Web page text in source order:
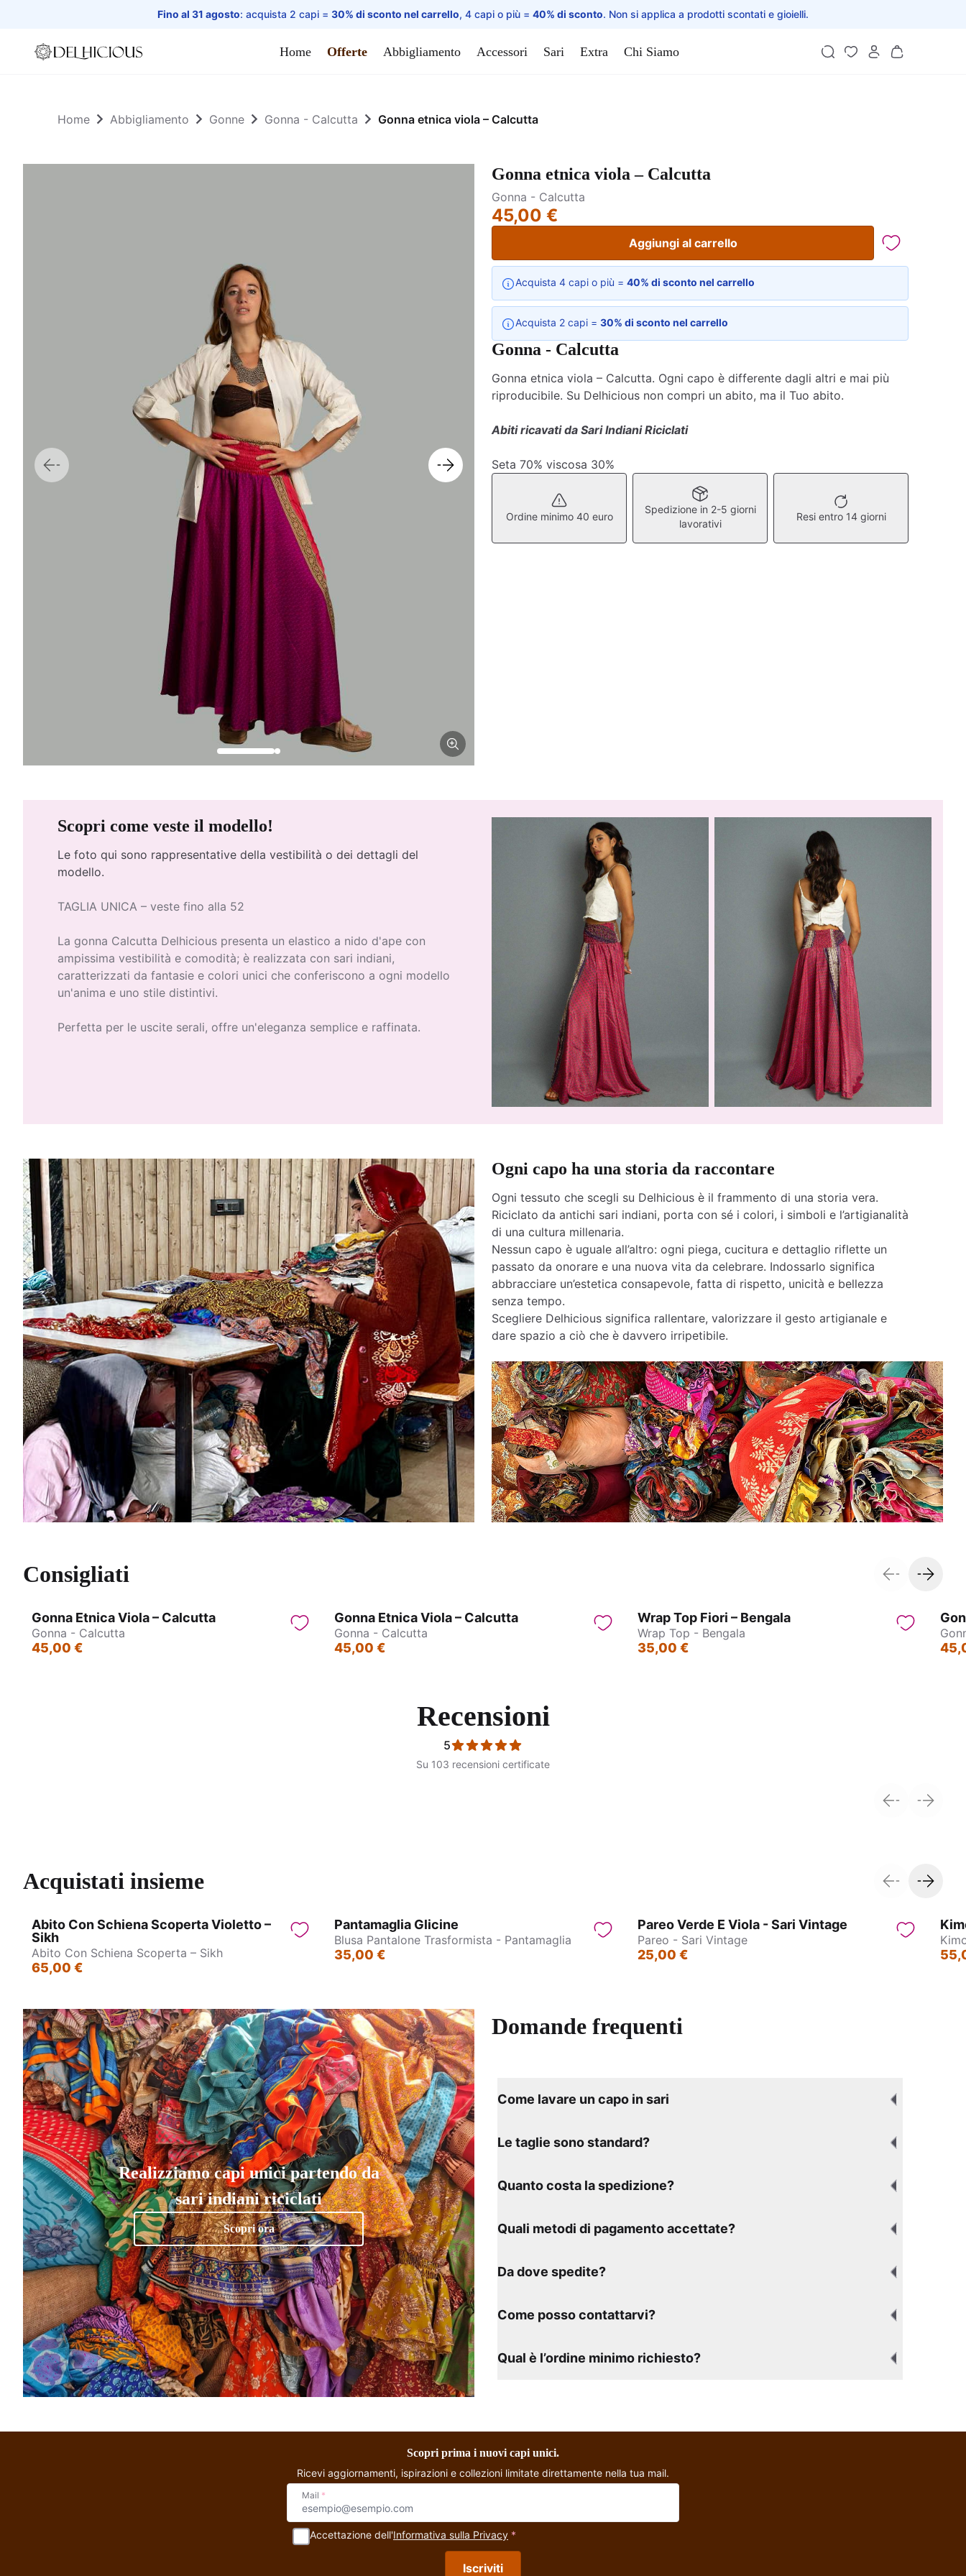
Fino al 31 agosto: acquista 2 capi = 30% di sconto nel carrello, 4 capi o più = 40% di sconto. Non si applica a prodotti scontati e gioielli.
Home
Home Offerte Abbigliamento Accessori Sari Extra Chi Siamo
Home Abbigliamento Gonne Gonna - Calcutta Gonna etnica viola – Calcutta
Gonna etnica viola – Calcutta
Gonna - Calcutta
45,00 €
Aggiungi al carrello
Acquista 4 capi o più = 40% di sconto nel carrello
Acquista 2 capi = 30% di sconto nel carrello
Gonna - Calcutta
Gonna etnica viola – Calcutta. Ogni capo è differente dagli altri e mai più
riproducibile. Su Delhicious non compri un abito, ma il Tuo abito.
Abiti ricavati da Sari Indiani Riciclati
Seta 70% viscosa 30%
Ordine minimo 40 euro
Spedizione in 2-5 giorni
lavorativi
Resi entro 14 giorni
Scopri come veste il modello!
Le foto qui sono rappresentative della vestibilità o dei dettagli del
modello.
TAGLIA UNICA – veste fino alla 52
La gonna Calcutta Delhicious presenta un elastico a nido d'ape con
ampissima vestibilità e comodità; è realizzata con sari indiani,
caratterizzati da fantasie e colori unici che conferiscono a ogni modello
un'anima e uno stile distintivi.
Perfetta per le uscite serali, offre un'eleganza semplice e raffinata.
Ogni capo ha una storia da raccontare
Ogni tessuto che scegli su Delhicious è il frammento di una storia vera.
Riciclato da antichi sari indiani, porta con sé i colori, i simboli e l’artigianalità
di una cultura millenaria.
Nessun capo è uguale all’altro: ogni piega, cucitura e dettaglio riflette un
passato da onorare e una nuova vita da celebrare. Indossarlo significa
abbracciare un’estetica consapevole, fatta di rispetto, unicità e bellezza
senza tempo.
Scegliere Delhicious significa rallentare, valorizzare il gesto artigianale e
dare spazio a ciò che è davvero irripetibile.
Consigliati
Gonna Etnica Viola – Calcutta
Gonna - Calcutta
45,00 €
Gonna Etnica Viola – Calcutta
Gonna - Calcutta
45,00 €
Wrap Top Fiori – Bengala
Wrap Top - Bengala
35,00 €
Recensioni
5
Su 103 recensioni certificate
Acquistati insieme
Abito Con Schiena Scoperta Violetto –
Sikh
Abito Con Schiena Scoperta – Sikh
65,00 €
Pantamaglia Glicine
Blusa Pantalone Trasformista - Pantamaglia
35,00 €
Pareo Verde E Viola - Sari Vintage
Pareo - Sari Vintage
25,00 €
Realizziamo capi unici partendo da
sari indiani riciclati
Scopri ora
Domande frequenti
Come lavare un capo in sari
Le taglie sono standard?
Quanto costa la spedizione?
Quali metodi di pagamento accettate?
Da dove spedite?
Come posso contattarvi?
Qual è l’ordine minimo richiesto?
Scopri prima i nuovi capi unici.
Ricevi aggiornamenti, ispirazioni e collezioni limitate direttamente nella tua mail.
Mail *
Accettazione dell'Informativa sulla Privacy *
Iscriviti